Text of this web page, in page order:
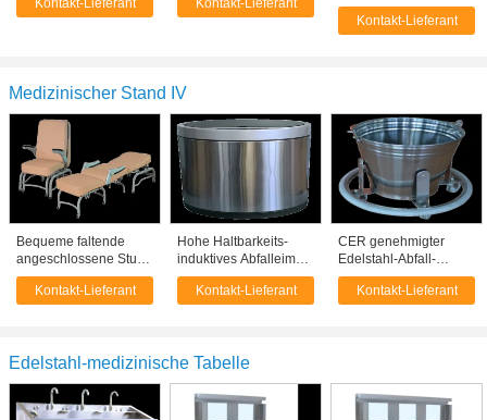
Kontakt-Lieferant Kontakt-Lieferant
petzt Stühle für
Augenoperation
Kontakt-Lieferant
Medizinischer Stand IV
Bequeme faltende
angeschlossene Stuhl-
Krankenhaus-
medizinische
Kontakt-Lieferant
Hohe Haltbarkeits-
induktives Abfalleimer-
Krankenhaus-
überschüssiger
Kontakt-Lieferant
CER genehmigter
Edelstahl-Abfall-
Dollar-Antirost für
Krankenhaus-
Kontakt-Lieferant
Edelstahl-medizinische Tabelle